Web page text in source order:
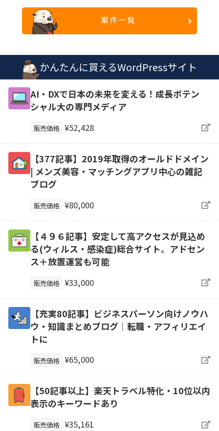
案件一覧
かんたんに買えるWordPressサイト
AI・DXで日本の未来を変える！成長ポテン
シャル大の専門メディア
販売価格 ¥52,428
【377記事】2019年取得のオールドドメイン
| メンズ美容・マッチングアプリ中心の雑記
ブログ
販売価格 ¥80,000
【４９６記事】安定して高アクセスが見込め
る(ウィルス・感染症)総合サイト。アドセン
ス＋放置運営も可能
販売価格 ¥33,000
【充実80記事】ビジネスパーソン向けノウハ
ウ・知識まとめブログ｜転職・アフィリエイ
トに
販売価格 ¥65,000
【50記事以上】楽天トラベル特化・10位以内
表示のキーワードあり
販売価格 ¥35,161